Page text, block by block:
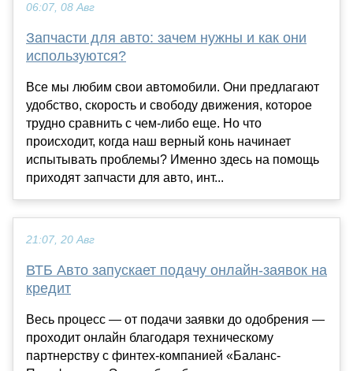
06:07, 08 Авг
Запчасти для авто: зачем нужны и как они
используются?
Все мы любим свои автомобили. Они предлагают
удобство, скорость и свободу движения, которое
трудно сравнить с чем-либо еще. Но что
происходит, когда наш верный конь начинает
испытывать проблемы? Именно здесь на помощь
приходят запчасти для авто, инт...
21:07, 20 Авг
ВТБ Авто запускает подачу онлайн-заявок на
кредит
Весь процесс — от подачи заявки до одобрения —
проходит онлайн благодаря техническому
партнерству с финтех-компанией «Баланс-